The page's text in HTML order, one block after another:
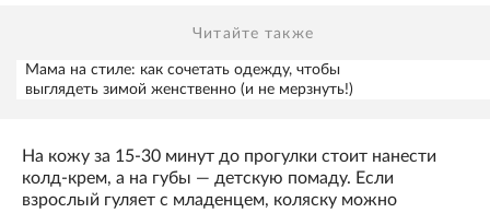
Читайте также
Мама на стиле: как сочетать одежду, чтобы
выглядеть зимой женственно (и не мерзнуть!)
На кожу за 15-30 минут до прогулки стоит нанести
колд-крем, а на губы — детскую помаду. Если
взрослый гуляет с младенцем, коляску можно